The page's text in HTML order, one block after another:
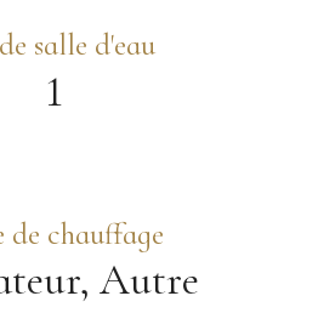
salle d'eau
1
de chauffage
Autre